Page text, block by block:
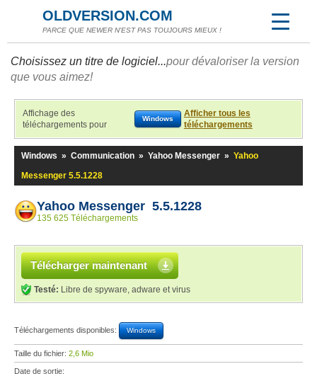
OLDVERSION.COM
PARCE QUE NEWER N'EST PAS TOUJOURS MIEUX !
Choisissez un titre de logiciel...pour dévaloriser la version
que vous aimez!
Affichage des
téléchargements pour
Windows
Afficher tous les
téléchargements
Windows » Communication » Yahoo Messenger » Yahoo
Messenger 5.5.1228
Yahoo Messenger 5.5.1228
135 625 Téléchargements
Télécharger maintenant
Testé: Libre de spyware, adware et virus
Téléchargements disponibles: Windows
Taille du fichier: 2,6 Mio
Date de sortie: